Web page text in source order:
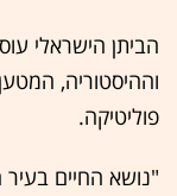
הביתן הישראלי
וההיסטוריה,
פוליטיקה.
"נושא החיים